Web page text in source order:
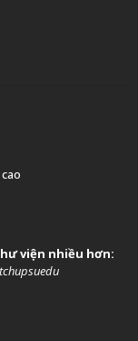
viện nhiều hơn: